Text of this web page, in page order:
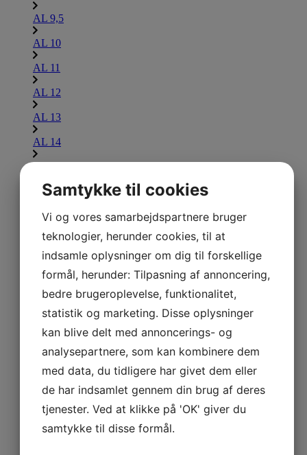
AL 9,5
AL 10
AL 11
AL 12
AL 13
AL 14
AL 16
Udforsk Lammina UL
UL 7,5
UL 8
UL 9
UL 10
AB Rider
Udforsk AB Rider
AB Rider
Åbn AB JET
Serie XP
Serie S 450 Diesel
SERIE XP
Samtykke til cookies
Vi og vores samarbejdspartnere bruger
teknologier, herunder cookies, til at
indsamle oplysninger om dig til forskellige
formål, herunder: Tilpasning af annoncering,
bedre brugeroplevelse, funktionalitet,
statistik og marketing. Disse oplysninger
kan blive delt med annoncerings- og
analysepartnere, som kan kombinere dem
med data, du tidligere har givet dem eller
de har indsamlet gennem din brug af deres
tjenester. Ved at klikke på 'OK' giver du
samtykke til disse formål.